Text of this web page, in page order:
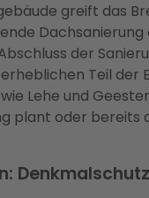
greift das
der
Teil der
Lehe und
plant oder bereits